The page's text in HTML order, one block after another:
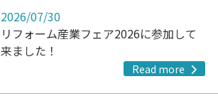
2026/07/30
リフォーム産業フェア2026に参加して
来ました！
Read more